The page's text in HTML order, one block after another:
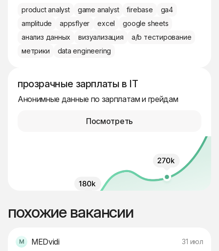
product analyst game analyst firebase
ga4
amplitude
appsflyer excel
google sheets
анализ данных
визуализация
a/b тестирование
метрики
data engineering
прозрачные зарплаты в IT
Анонимные данные по зарплатам и грейдам
Посмотреть
похожие вакансии
MEDvidi 31 июл